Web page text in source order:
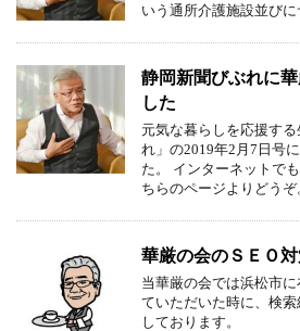
いう通所介護施設並び
静岡新聞びぶれに
した
元気な暮らしを応援す
れ」の2019年2月7日号
た。 インターネットで
ちらのページよりどう
華厳の会のＳＥＯ対
当華厳の会では浜松市
ていただいた時に、検
しております。